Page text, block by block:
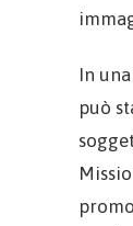
In
può